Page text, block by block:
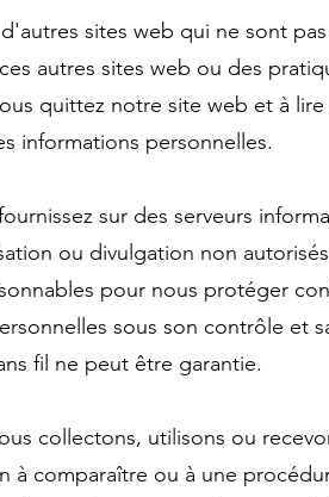
sites web qui ne sont
autres sites web ou des
quittez notre site web et à
informations personnelles.
sur des serveurs
ou divulgation non
pour nous protéger
sous son contrôle et
fil ne peut être garantie.
collectons, utilisons ou
comparaître ou à une